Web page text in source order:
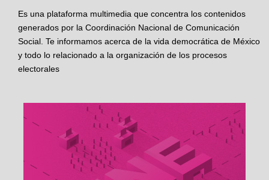
Es una plataforma multimedia que concentra los contenidos
generados por la Coordinación Nacional de Comunicación
Social. Te informamos acerca de la vida democrática de México
y todo lo relacionado a la organización de los procesos
electorales